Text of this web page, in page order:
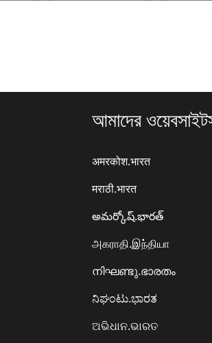
আমাদের
अमरकोश.भारत
मराठी.भारत
అమర్కోష్.భారత్
அகராதி.இந்தியா
നിഘണ്ടു.ഭാരതം
ನಿಘಂಟು.ಭಾರತ
ଅଭିଧାନ.ଭାରତ